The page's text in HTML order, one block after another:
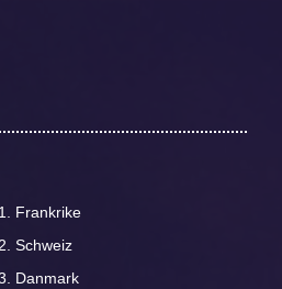
Frankrike
Schweiz
Danmark